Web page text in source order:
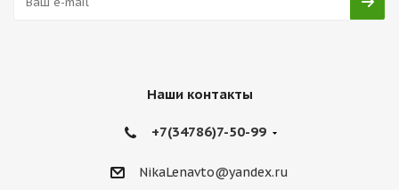
Наши контакты
+7(34786)7-50-99
NikaLenavto@yandex.ru